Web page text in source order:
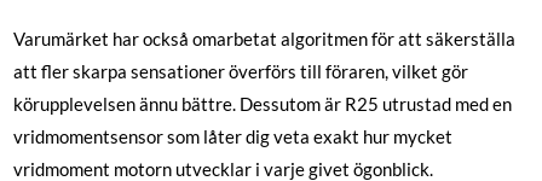
Varumärket har också omarbetat algoritmen för att säkerställa
att fler skarpa sensationer överförs till föraren, vilket gör
körupplevelsen ännu bättre. Dessutom är R25 utrustad med en
vridmomentsensor som låter dig veta exakt hur mycket
vridmoment motorn utvecklar i varje givet ögonblick.